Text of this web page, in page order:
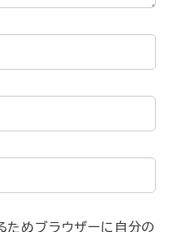
ためブラウザーに自分の